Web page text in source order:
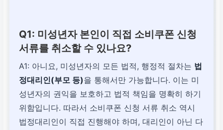
Q1: 미성년자 본인이 직접 소비쿠폰 신청
서류를 취소할 수 있나요?
A1: 아니요, 미성년자의 모든 법적, 행정적 절차는 법
정대리인(부모 등)을 통해서만 가능합니다. 이는 미
성년자의 권익을 보호하고 법적 책임을 명확히 하기
위함입니다. 따라서 소비쿠폰 신청 서류 취소 역시
법정대리인이 직접 진행해야 하며, 대리인이 아닌 다